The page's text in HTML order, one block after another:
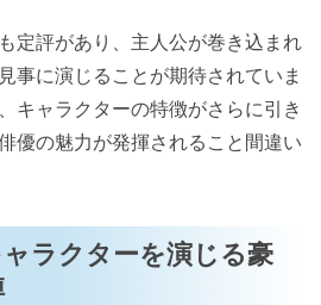
定評があり、主人公が巻き込まれ
事に演じることが期待されていま
キャラクターの特徴がさらに引き
優の魅力が発揮されること間違い
ラクターを演じる豪